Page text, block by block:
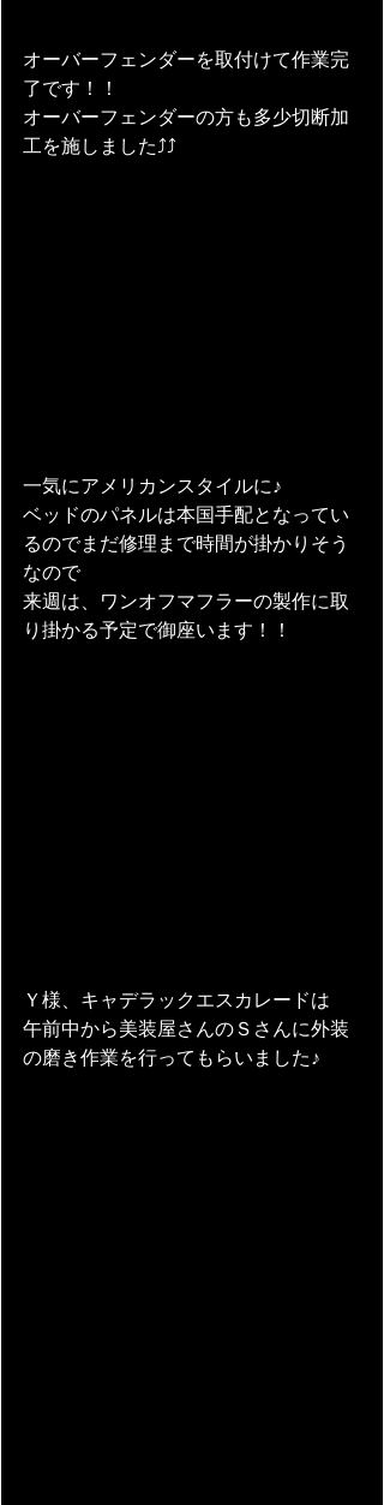
オーバーフェンダーを取付けて作業完
了です！！
オーバーフェンダーの方も多少切断加
工を施しました⤴⤴
一気にアメリカンスタイルに♪
ベッドのパネルは本国手配となってい
るのでまだ修理まで時間が掛かりそう
なので
来週は、ワンオフマフラーの製作に取
り掛かる予定で御座います！！
Ｙ様、キャデラックエスカレードは
午前中から美装屋さんのＳさんに外装
の磨き作業を行ってもらいました♪